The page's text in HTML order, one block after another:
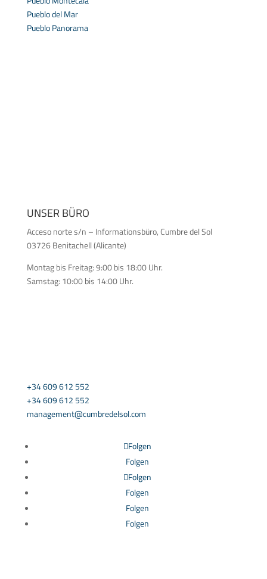
Pueblo del Mar
Pueblo Panorama
UNSER BÜRO
Acceso norte s/n – Informationsbüro, Cumbre del Sol
03726 Benitachell (Alicante)
Montag bis Freitag: 9:00 bis 18:00 Uhr.
Samstag: 10:00 bis 14:00 Uhr.
+34 609 612 552
+34 609 612 552
management@cumbredelsol.com
Folgen
Folgen
Folgen
Folgen
Folgen
Folgen